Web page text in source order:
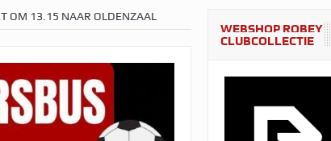
OM 13.15 NAAR OLDENZAAL
WEBSHOP ROBEY
CLUBCOLLECTIE